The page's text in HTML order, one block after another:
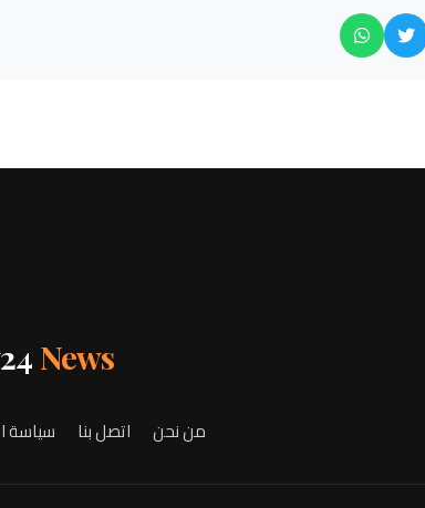
News
من نحن اتصل بنا سياسة